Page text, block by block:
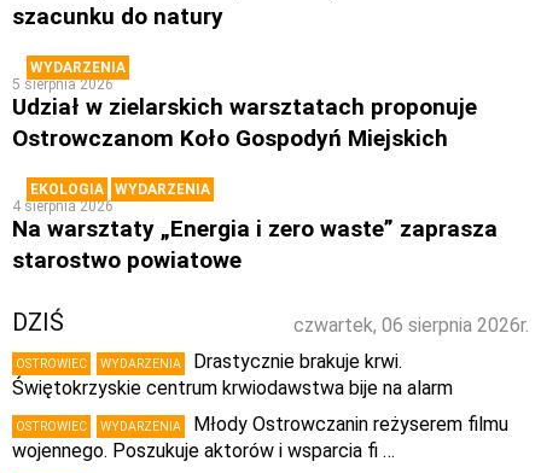
szacunku do natury
WYDARZENIA
5 sierpnia 2026
Udział w zielarskich warsztatach proponuje
Ostrowczanom Koło Gospodyń Miejskich
EKOLOGIA
WYDARZENIA
4 sierpnia 2026
Na warsztaty „Energia i zero waste” zaprasza
starostwo powiatowe
czwartek, 06 sierpnia 2026r.
DZIŚ
OSTROWIEC WYDARZENIA
Drastycznie brakuje krwi.
Świętokrzyskie centrum krwiodawstwa bije na alarm
OSTROWIEC WYDARZENIA
Młody Ostrowczanin reżyserem filmu
wojennego. Poszukuje aktorów i wsparcia fi …